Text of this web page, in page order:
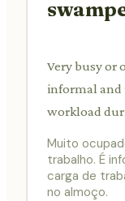
Very busy or
informal and
workload
Muito
trabalho. É
carga de
no almoço.